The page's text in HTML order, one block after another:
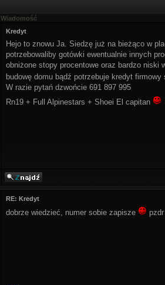
Wiadomość
Kredyt
Hejo to znowu Ja. Siedzę już na bieżąco w
potrzebowaliby gotówki ewentualnie innych
obniżone stopy procentowe oraz bardzo niski
budowę domu bądź potrzebuje kredyt
W razie pytań dzwońcie 691 897 995
Rn19 + Full Alpinestars + Shoei El capitan
RE: Kredyt
dobrze wiedzieć, numer sobie zapisze pzdr